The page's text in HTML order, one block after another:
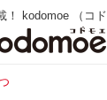
！ kodomoe （コ